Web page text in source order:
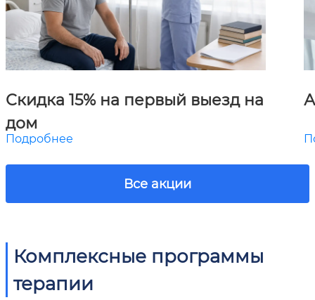
Скидка 15% на первый выезд на
дом
Подробнее
Все акции
Комплексные программы
терапии